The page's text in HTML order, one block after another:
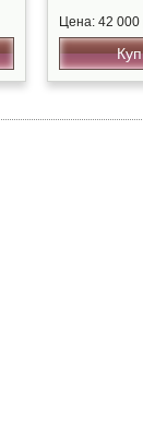
Цена: 42 000